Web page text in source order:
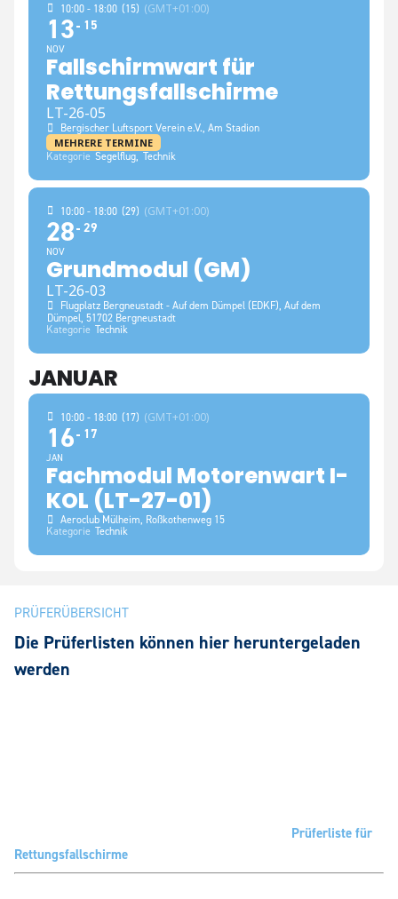
10:00 - 18:00 (15) (GMT+01:00)
13
NOV
15
Fallschirmwart für
Rettungsfallschirme
LT-26-05
Bergischer Luftsport Verein e.V., Am Stadion
MEHRERE TERMINE
Kategorie Segelflug, Technik
10:00 - 18:00 (29) (GMT+01:00)
28
NOV
29
Grundmodul (GM)
LT-26-03
Flugplatz Bergneustadt - Auf dem Dümpel (EDKF), Auf dem
Dümpel, 51702 Bergneustadt
Kategorie Technik
JANUAR
10:00 - 18:00 (17) (GMT+01:00)
16
JAN
17
Fachmodul Motorenwart I-
KOL (LT-27-01)
Aeroclub Mülheim, Roßkothenweg 15
Kategorie Technik
PRÜFERÜBERSICHT
Die Prüferlisten können hier heruntergeladen
werden
Prüferliste für
Rettungsfallschirme